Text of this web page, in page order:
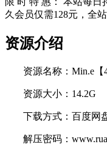
久会员仅需128元，全
资源介绍
资源名称：Min.e【
资源大小：14.2G
下载方式：百度网
解压密码：